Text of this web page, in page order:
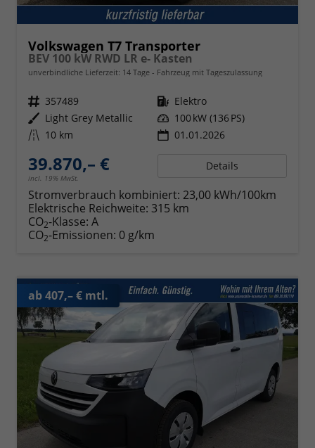
Volkswagen T7 Transporter
BEV 100 kW RWD LR e- Kasten
unverbindliche Lieferzeit: 14 Tage Fahrzeug mit Tageszulassung
Fahrzeugnr. 357489 Kraftstoff Elektro
Außenfarbe Light Grey Metallic Leistung 100 kW (136 PS)
Kilometerstand 10 km 01.01.2026
39.870,– €
incl. 19% MwSt.
Details
Stromverbrauch kombiniert: 23,00 kWh/100km
Elektrische Reichweite: 315 km
CO2-Klasse: A
CO2-Emissionen: 0 g/km
ab 407,– € mtl.